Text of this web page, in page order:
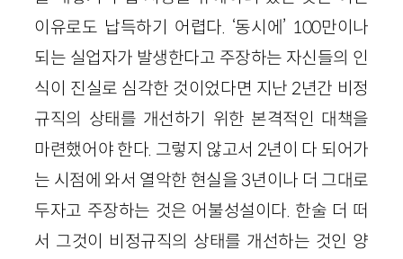
이유로도 납득하기 어렵다. ‘동시에’ 100만이나
되는 실업자가 발생한다고 주장하는 자신들의 인
식이 진실로 심각한 것이었다면 지난 2년간 비정
규직의 상태를 개선하기 위한 본격적인 대책을
마련했어야 한다. 그렇지 않고서 2년이 다 되어가
는 시점에 와서 열악한 현실을 3년이나 더 그대로
두자고 주장하는 것은 어불성설이다. 한술 더 떠
서 그것이 비정규직의 상태를 개선하는 것인 양